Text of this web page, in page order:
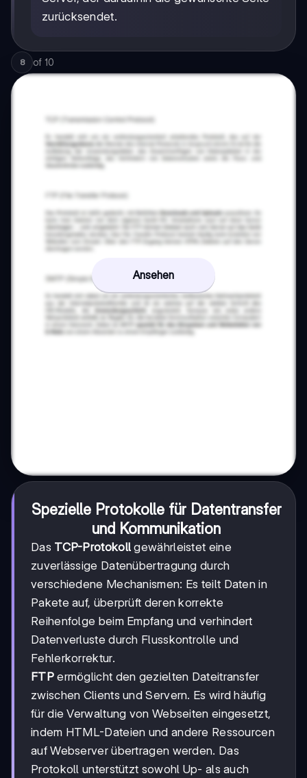
zurücksendet.
8 of 10
Ansehen
Spezielle Protokolle für Datentransfer
und Kommunikation
Das TCP-Protokoll gewährleistet eine
zuverlässige Datenübertragung durch
verschiedene Mechanismen: Es teilt Daten in
Pakete auf, überprüft deren korrekte
Reihenfolge beim Empfang und verhindert
Datenverluste durch Flusskontrolle und
Fehlerkorrektur.
FTPermöglicht den gezielten Dateitransfer
zwischen Clients und Servern. Es wird häufig
für die Verwaltung von Webseiten eingesetzt,
indem HTML-Dateien und andere Ressourcen
auf Webserver übertragen werden. Das
Protokoll unterstützt sowohl Up- als auch